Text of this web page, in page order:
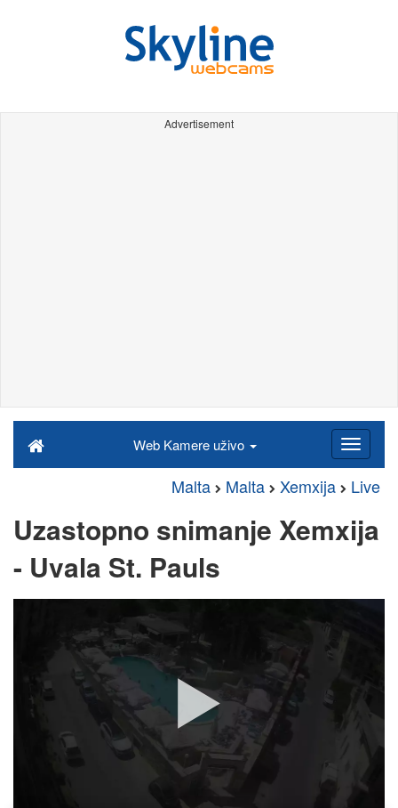
Advertisement
Web Kamere uživo
Malta Malta Xemxija Live
Uzastopno snimanje Xemxija
- Uvala St. Pauls